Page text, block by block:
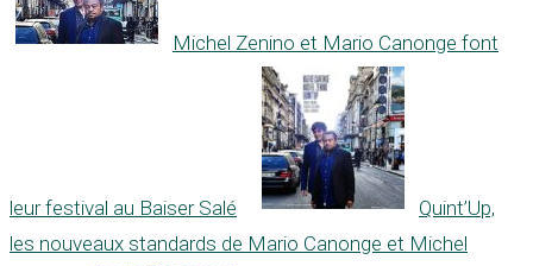
Michel Zenino et Mario Canonge font
leur festival au Baiser Salé
Quint’Up,
les nouveaux standards de Mario Canonge et Michel